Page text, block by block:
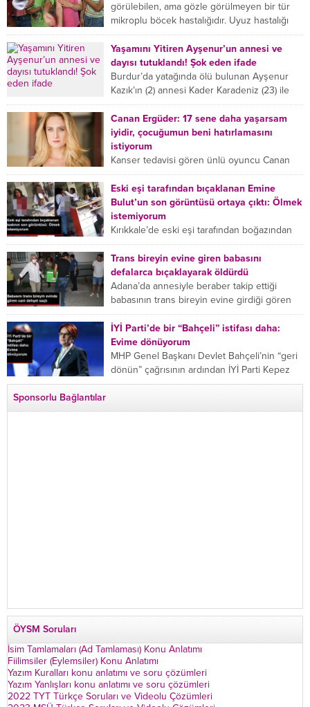
görülebilen, ama gözle görülmeyen bir tür
mikroplu böcek hastalığıdır. Uyuz hastalığı
(Urticaria), deride veya...
Yaşamını Yitiren Ayşenur’un annesi ve
dayısı tutuklandı! Şok eden ifade
Burdur’da yatağında ölü bulunan Ayşenur
Kazık’ın (2) annesi Kader Karadeniz (23) ile
dayısı Hızır Tunç Çetinkaya (19) tutuklandı.
Çetinkaya, ifadesinde...
Canan Ergüder: 17 sene daha yaşarsam
iyidir, çocuğumun beni hatırlamasını
istiyorum
Kanser tedavisi gören ünlü oyuncu Canan
Ergüder, hastalık sürecini anlattı: Meme
kanserine yakalanan ünlü oyuncu Canan
Ergüder aklıma ilk ölümün...
Eski eşi tarafından bıçaklanan Emine
Bulut’un son görüntüsü ortaya çıktı: Ölmek
istemiyorum
Kırıkkale’de eski eşi tarafından boğazından
bıçaklanan Emine Bulut’un “Ben ölmek
istemiyorum” demesi ve yanında bulunan 10
yaşındaki kızının “Anne lütfen...
Trans bireyin evine giren babasını
defalarca bıçaklayarak öldürdü
Adana’da annesiyle beraber takip ettiği
babasının trans bireyin evine girdiği gören
cani, babasını vücudunun çeşitli yerlerinden
bıçaklayarak öldürdü. Adana’da bir...
İYİ Parti’de bir “Bahçeli” istifası daha:
Evime dönüyorum
MHP Genel Başkanı Devlet Bahçeli’nin “geri
dönün” çağrısının ardından İYİ Parti Kepez
İlçe Başkan Yardımcısı Özgür Avcı “Evime
Sponsorlu Bağlantılar
ÖYSM Soruları
İsim Tamlamaları (Ad Tamlaması) Konu Anlatımı
Fiilimsiler (Eylemsiler) Konu Anlatımı
Yazım Kuralları konu anlatımı ve soru çözümleri
Yazım Yanlışları konu anlatımı ve soru çözümleri
2022 TYT Türkçe Soruları ve Videolu Çözümleri